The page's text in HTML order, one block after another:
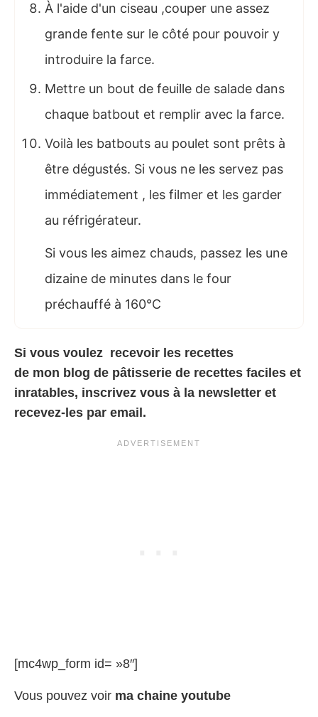
À l'aide d'un ciseau ,couper une assez
grande fente sur le côté pour pouvoir y
introduire la farce.
Mettre un bout de feuille de salade dans
chaque batbout et remplir avec la farce.
Voilà les batbouts au poulet sont prêts à
être dégustés. Si vous ne les servez pas
immédiatement , les filmer et les garder
au réfrigérateur.
Si vous les aimez chauds, passez les une
dizaine de minutes dans le four
préchauffé à 160°C
Si vous voulez recevoir les recettes
de mon blog de pâtisserie de recettes faciles et
inratables, inscrivez vous à la newsletter et
recevez-les par email.
[mc4wp_form id= »8″]
Vous pouvez voir ma chaine youtube